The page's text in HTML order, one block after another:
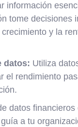
información
tome decisiones
y la
datos: Utiliza
el rendimiento
datos financieros
a tu